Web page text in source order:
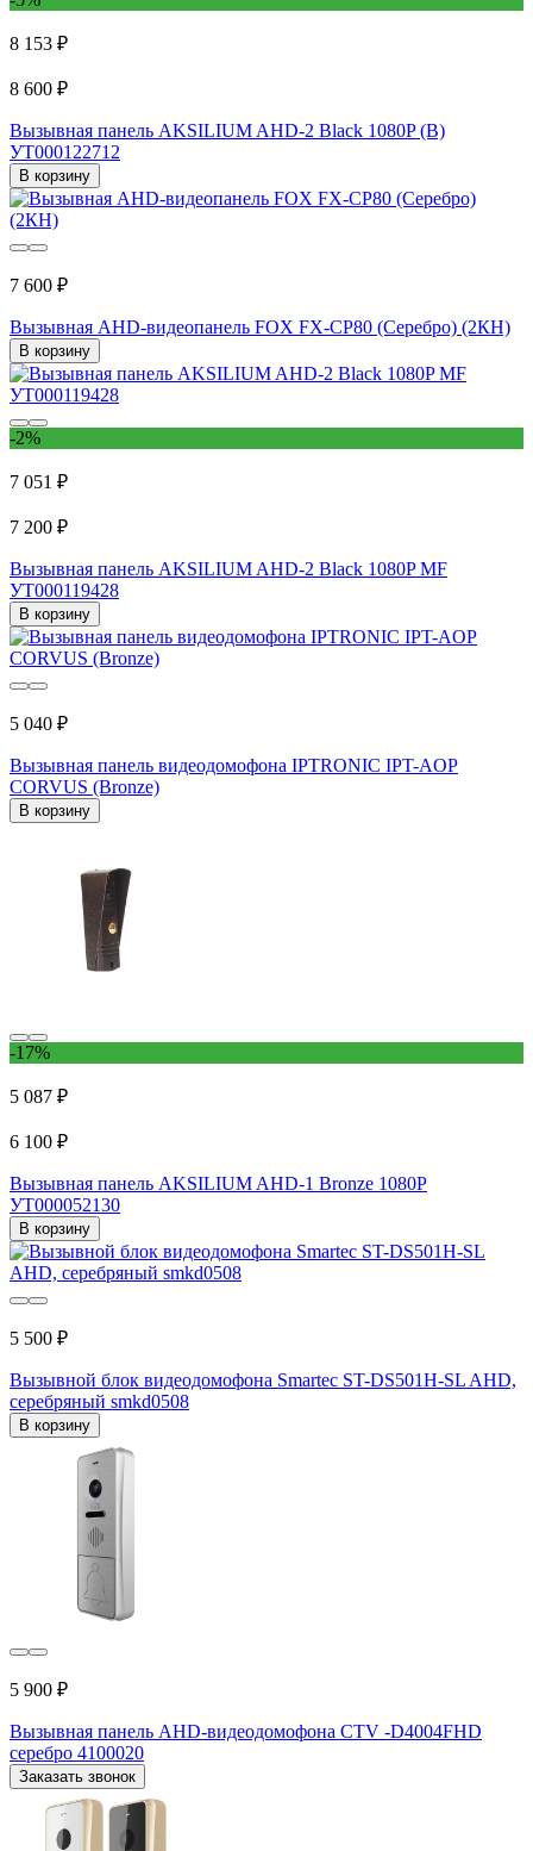
8 153 ₽
8 600 ₽
Вызывная панель AKSILIUM AHD-2 Black 1080P (B)
УТ000122712
В корзину
7 600 ₽
Вызывная AHD-видеопанель FOX FX-CP80 (Серебро) (2КН)
В корзину
-2%
7 051 ₽
7 200 ₽
Вызывная панель AKSILIUM AHD-2 Black 1080P MF
УТ000119428
В корзину
5 040 ₽
Вызывная панель видеодомофона IPTRONIC IPT-AOP
CORVUS (Bronze)
В корзину
-17%
5 087 ₽
6 100 ₽
Вызывная панель AKSILIUM AHD-1 Bronze 1080P
УТ000052130
В корзину
5 500 ₽
Вызывной блок видеодомофона Smartec ST-DS501H-SL AHD,
серебряный smkd0508
В корзину
5 900 ₽
Вызывная панель AHD-видеодомофона CTV -D4004FHD
серебро 4100020
Заказать звонок